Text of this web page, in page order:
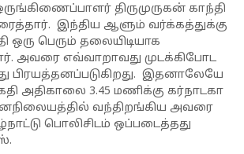
திருமுருகன் காந்தி
இந்திய ஆளும் வர்க்கத்துக்கு
ஒரு பெரும் தலையிடியாக
அவரை எவ்வாறாவது முடக்கிபோட
பிரயத்தனப்படுகிறது. இதனாலேயே
அதிகாலை 3.45 மணிக்கு கர்நாடகா
வந்திறங்கிய அவரை
பொலிசிடம் ஒப்படைத்தது